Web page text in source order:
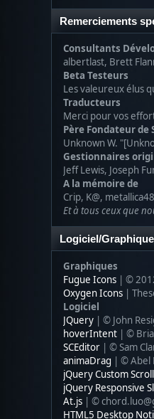
Remerciements
Consultants
albertlast, Brett
Beta Testeurs
Les valeureux élus
Traducteurs
Merci pour vos
Père Fondateur de
Unknown W.
Gestionnaires
Jeff Lewis, Joseph
A la mémoire de
Crip, K@,
Et à tous ceux que
Logiciel/
Graphiques
Fugue Icons | ©
Oxygen Icons |
Logiciel
JQuery | © John
hoverIntent | ©
SCEditor | © Sam
animaDrag | © Abel
jQuery Custom
jQuery Responsive
At.js | ©
HTML5 Desktop